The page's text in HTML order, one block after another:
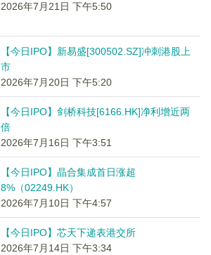
2026年7月21日 下午5:50
【今日IPO】新易盛[300502.SZ]冲刺港股上
市
2026年7月20日 下午5:20
【今日IPO】剑桥科技[6166.HK]净利增近两
倍
2026年7月16日 下午3:51
【今日IPO】晶合集成首日涨超
8%（02249.HK）
2026年7月10日 下午4:57
【今日IPO】芯天下递表港交所
2026年7月14日 下午3:34